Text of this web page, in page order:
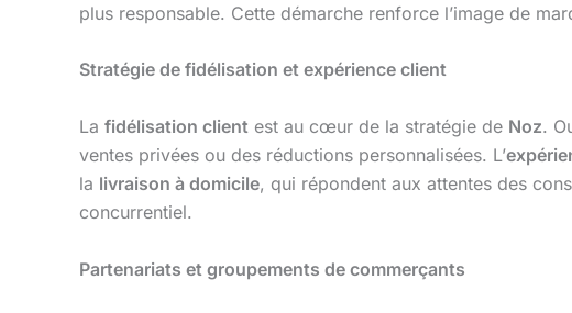
plus responsable. Cette démarche renforce l’image de
Stratégie de fidélisation et expérience client
La fidélisation client est au cœur de la stratégie de Noz.
ventes privées ou des réductions personnalisées. L’
la livraison à domicile, qui répondent aux attentes des
concurrentiel.
Partenariats et groupements de commerçants